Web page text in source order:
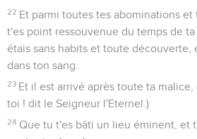
22 Et parmi toutes tes abominations
t'es point ressouvenue du temps de
étais sans habits et toute découverte,
dans ton sang.
23 Et il est arrivé après toute ta malice,
toi ! dit le Seigneur l'Eternel.)
24 Que tu t'es bâti un lieu éminent, et